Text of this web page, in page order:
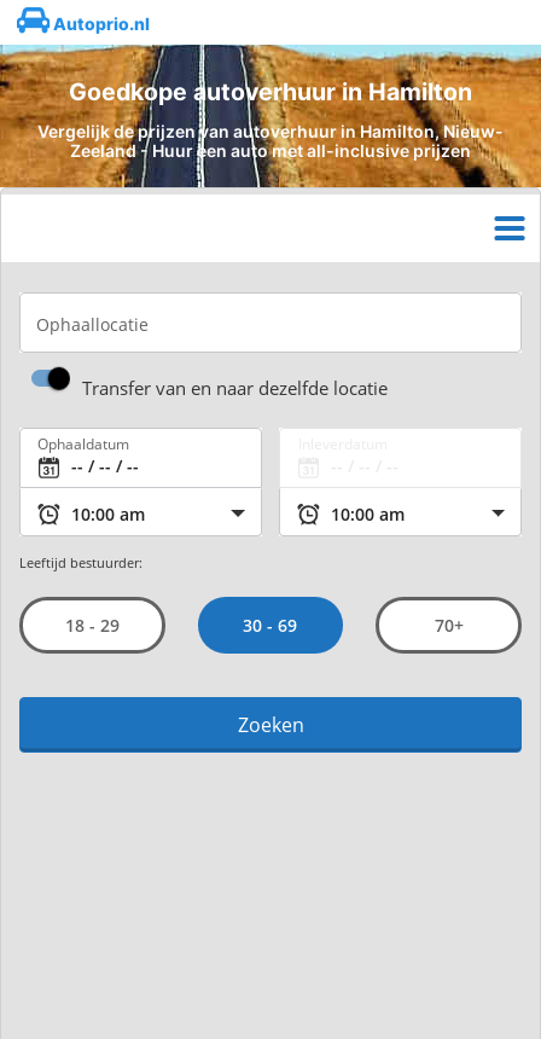
Autoprio.nl
Goedkope autoverhuur in Hamilton
Vergelijk de prijzen van autoverhuur in Hamilton, Nieuw-
Zeeland - Huur een auto met all-inclusive prijzen
Ophaallocatie
Transfer van en naar dezelfde locatie
Ophaaldatum
Leeftijd bestuurder:
18 - 29 30 - 69 70+
Zoeken